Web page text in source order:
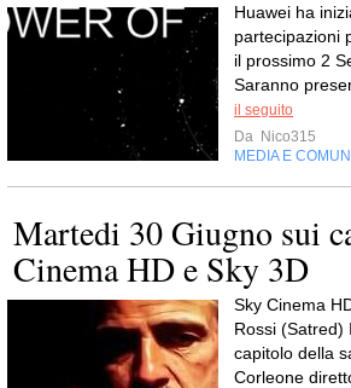
Huawei ha
partecipazioni
il prossimo 2
Saranno
il seguito
Da Nico315
MEDIA E
Martedi 30 Giugno sui
Cinema HD e Sky 3D
Sky Cinema
Rossi (Satred)
capitolo della
Corleone